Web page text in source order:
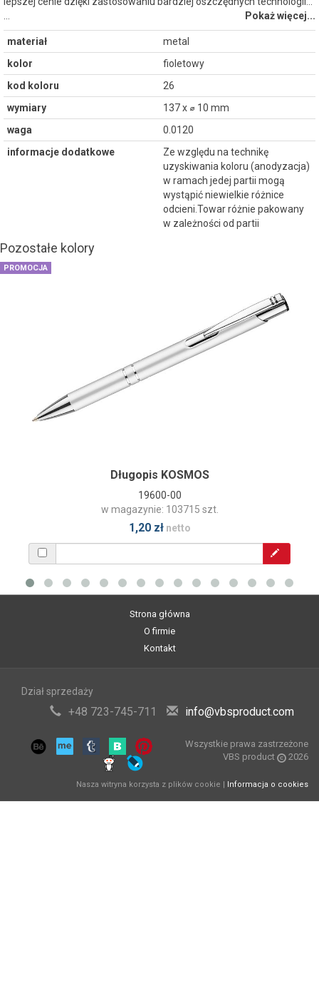
Pokaż więcej...
materiał
metal
kolor
fioletowy
kod koloru
26
wymiary
137 x ⌀ 10 mm
waga
0.0120
informacje dodatkowe
Ze względu na technikę
uzyskiwania koloru (anodyzacja)
w ramach jedej partii mogą
wystąpić niewielkie różnice
odcieni.Towar różnie pakowany
w zależności od partii
Pozostałe kolory
PROMOCJA
Długopis KOSMOS
19600-00
w magazynie: 103715 szt.
1,20 złnetto
Strona główna
O firmie
Kontakt
Dział sprzedaży
+48 723-745-711 info@vbsproduct.com
Wszystkie prawa zastrzeżone
VBS product
2026
Nasza witryna korzysta z plików cookie | Informacja o cookies